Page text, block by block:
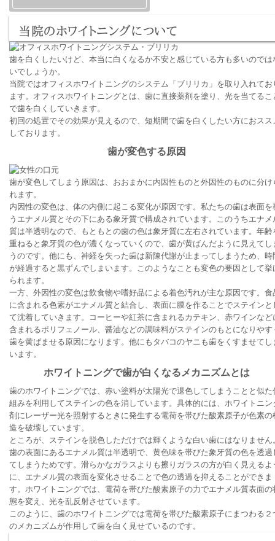
当院のホワイトニングについて
歯を白くしたいけど、本当に白くなるか不安と感じている方も多いのでは
いでしょうか。
当院ではオフィスホワイトニングのシステム「ブリリカ」を取り入れてお
ます。オフィスホワイトニングとは、歯に直接薬剤を塗り、光を当てるこ
で歯を白くしていきます。
初回の処置でその効果が見えるので、短期間で歯を白くしたい方におスス
しております。
歯が変色する原因
歯が変色してしまう原因は、おおまかに内因性ものと外因性のものに分け
れます。
内因性の変色は、体の内側に起こる変化が原因です。私たちの歯は表面を
うエナメル質とその下にある象牙質で構成されています。このうちエナメ
質は半透明なので、もともとの歯の色は象牙質に左右されています。年齢
重ねると象牙質の色が濃くなっていくので、歯が黄ばんだように見えてし
うのです。他にも、神経を失った歯は新陳代謝が止まってしまうため、時
が経過すると黒ずんでしまいます。このようなことも変色の要因として挙
られます。
一方、外因性の変色は飲食物や嗜好品による着色汚れが主な原因です。食
に含まれる色素がエナメル質と結合し、表面に膜を作ることでステインと
て沈着していきます。コーヒーや紅茶に含まれるカテキン、赤ワインなど
含まれるポリフェノール、醤油などの調味料がステインのもとになりやす
歯を黄ばませる原因になります。他にもタバコのヤニも歯をくすませてし
います。
ホワイトニングで歯が白くなるメカニズムとは
歯のホワイトニングでは、赤い塗料が太陽光で退色してしまうことと似た
組みを利用してステインの色を消しています。具体的には、ホワイトニン
剤にレーザー光を照射するときに発生する電荷を帯びた酸素原子が色素の
造を破壊しています。
ところが、ステインを脱色しただけでは輝くような白い歯にはなりません
歯の表面にあるエナメル質は半透明で、黄色味を帯びた象牙質の色を透過
てしまうためです。滑らかなガラスよりも擦りガラスの方が白く見えるよ
に、エナメル質の表面を変化させることで色の透過を抑えることができま
す。ホワイトニングでは、電荷を帯びた酸素原子の力でエナメル質表面の
態を変え、光を乱反射させています。
このように、歯のホワイトニングでは電荷を帯びた酸素原子にまつわる２
のメカニズムが作用して歯を白く見せているのです。